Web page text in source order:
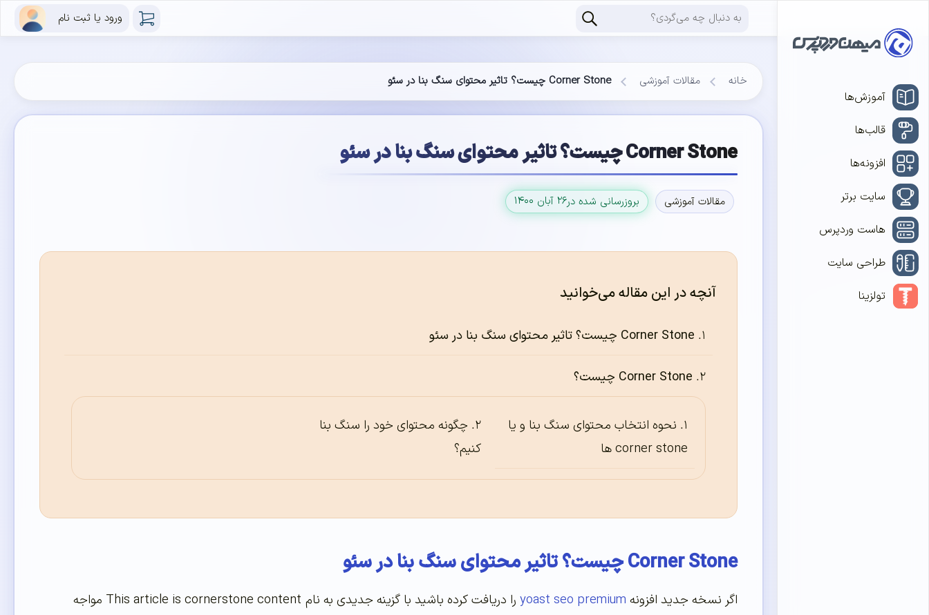
ورود یا ثبت نام
آموزش‌ها
قالب‌ها
افزونه‌ها
سایت برتر
هاست وردپرس
طراحی سایت
تولزینا
خانه مقالات آموزشی Corner Stone چیست؟ تاثیر محتوای سنگ بنا در سئو
Corner Stone چیست؟ تاثیر محتوای سنگ بنا در سئو
مقالات آموزشی بروزرسانی شده در۲۶ آبان ۱۴۰۰
آنچه در این مقاله می‌خوانید
Corner Stone چیست؟ تاثیر محتوای سنگ بنا در سئو
Corner Stone چیست؟
نحوه انتخاب محتوای سنگ بنا و یا
corner stone ها
چگونه محتوای خود را سنگ بنا
کنیم؟
Corner Stone چیست؟ تاثیر محتوای سنگ بنا در سئو
اگر نسخه جدید افزونه yoast seo premium
را دریافت کرده باشید با گزینه جدیدی به نام This article is cornerstone content مواجه